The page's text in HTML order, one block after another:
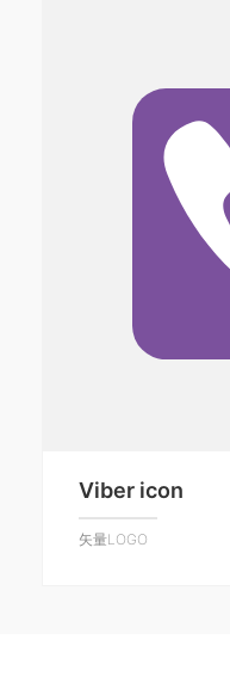
Viber icon
矢量LOGO